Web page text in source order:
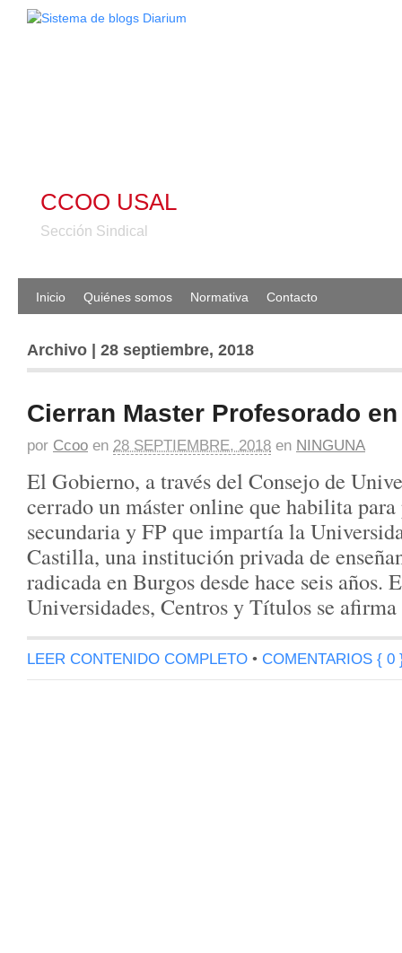
CCOO USAL
Sección Sindical
Inicio Quiénes somos Normativa Contacto
Archivo | 28 septiembre, 2018
Cierran Master Profesorado
por Ccoo en 28 SEPTIEMBRE, 2018 en NINGUNA
El Gobierno, a través del Consejo de
cerrado un máster online que habilita para
secundaria y FP que impartía la
Castilla, una institución privada de
radicada en Burgos desde hace seis años.
Universidades, Centros y Títulos se
LEER CONTENIDO COMPLETO • COMENTARIOS { 0